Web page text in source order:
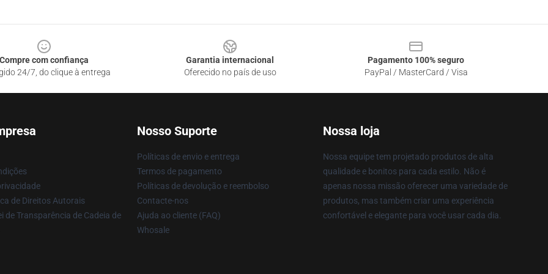
Compre com confiança
24/7, do clique à entrega
Garantia internacional
Oferecido no país de uso
Pagamento 100% seguro
PayPal / MasterCard / Visa
de Direitos Autorais
de Transparência de Cadeia de
Nosso Suporte
Políticas de envio e entrega
Termos de pagamento
Políticas de devolução e reembolso
Contacte-nos
Ajuda ao cliente (FAQ)
Whosale
Nossa loja
Nossa equipe tem projetado produtos de alta
qualidade e bonitos para cada estilo. Não é
apenas nossa missão oferecer uma variedade de
produtos, mas também criar uma experiência
confortável e elegante para você usar cada dia.